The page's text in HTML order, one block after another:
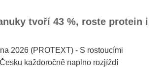
tvoří 43 %, roste protein i
2026 (PROTEXT) - S rostoucími
každoročně naplno rozjíždí